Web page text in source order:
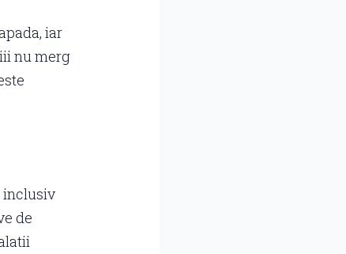
iar
nu merg
inclusiv
de